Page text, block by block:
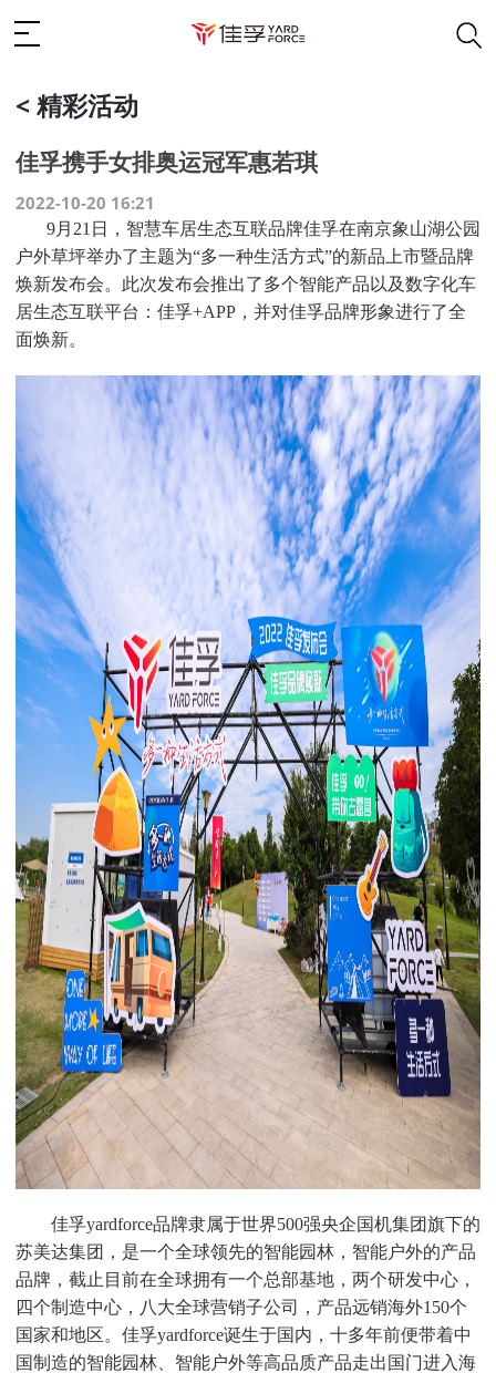
< 精彩活动
佳孚携手女排奥运冠军惠若琪
2022-10-20 16:21
9月21日， 智慧车居生态互联品牌佳孚在南京象山湖公园
户外草坪举办了主题为“多一种生活方式”的新品 上市暨品牌
焕新发布会。此次发布会推出了多个智能产品以及数字化车
居生态互联平台：佳孚+APP ，并对佳孚品牌形象进行了全
面焕新。
佳孚yardforce品牌隶属于世界500强央企国机集团旗下的
苏美达集团，是一个全球领先的智能园林，智能户外的产品
品牌，截止目前在全球拥有一个总部基地，两个研发中心，
四个制造中心，八大全球营销子公司
， 产品远销海外150个
国家和地区。佳孚yardforce诞生于国内， 十多年前便带着中
国制造的智能园林、智能户外等高品质产品走出国门进入海